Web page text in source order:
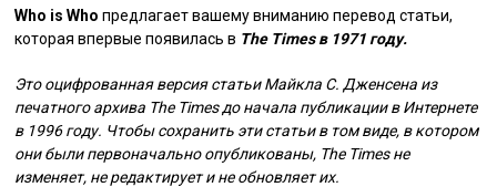
Who is Whoпредлагает вашему вниманию перевод статьи,
которая впервые появилась в The Times в 1971 году.
Это оцифрованная версия статьи Майкла С. Дженсена из
печатного архива The Times до начала публикации в Интернете
в 1996 году. Чтобы сохранить эти статьи в том виде, в котором
они были первоначально опубликованы, The Times не
изменяет, не редактирует и не обновляет их.